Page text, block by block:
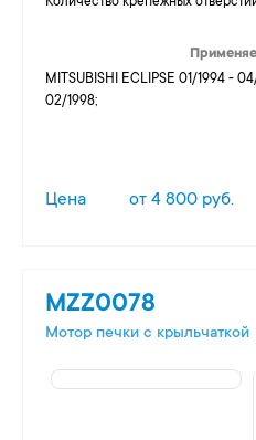
MITSUBISHI ECLIPSE 01/1994 -
02/1998;
Цена от 4 800 руб.
MZZ0078
Мотор печки c крыльчаткой